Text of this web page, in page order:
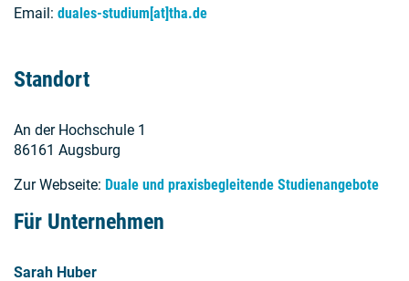
Email: duales-studium[at]tha.de
Standort
An der Hochschule 1
86161 Augsburg
Zur Webseite: Duale und praxisbegleitende Studienangebote
Für Unternehmen
Sarah Huber